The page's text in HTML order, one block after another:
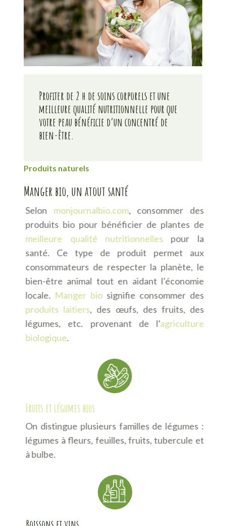
Profiter de 2 h de soins corporels et une
meilleure qualité nutritionnelle pour que
votre peau bénéficie d’un concentré de
bien-être.
Produits naturels
Manger bio, un atout santé
Selon monjournalbio.com, consommer des
produits bio pour bénéficier de plantes de
meilleure qualité nutritionnellespour la
santé. Ce type de produit permet aux
consommateurs de respecter la planète, le
bien-être animal tout en aidant l’économie
locale. Manger biosignifie consommer des
produits laitiers, des œufs, des fruits, des
légumes, etc. provenant de l’agriculture
biologique.
Fruits et légumes bios
On distingue plusieurs familles de légumes :
légumes à fleurs, feuilles, fruits, tubercule et
à bulbe.